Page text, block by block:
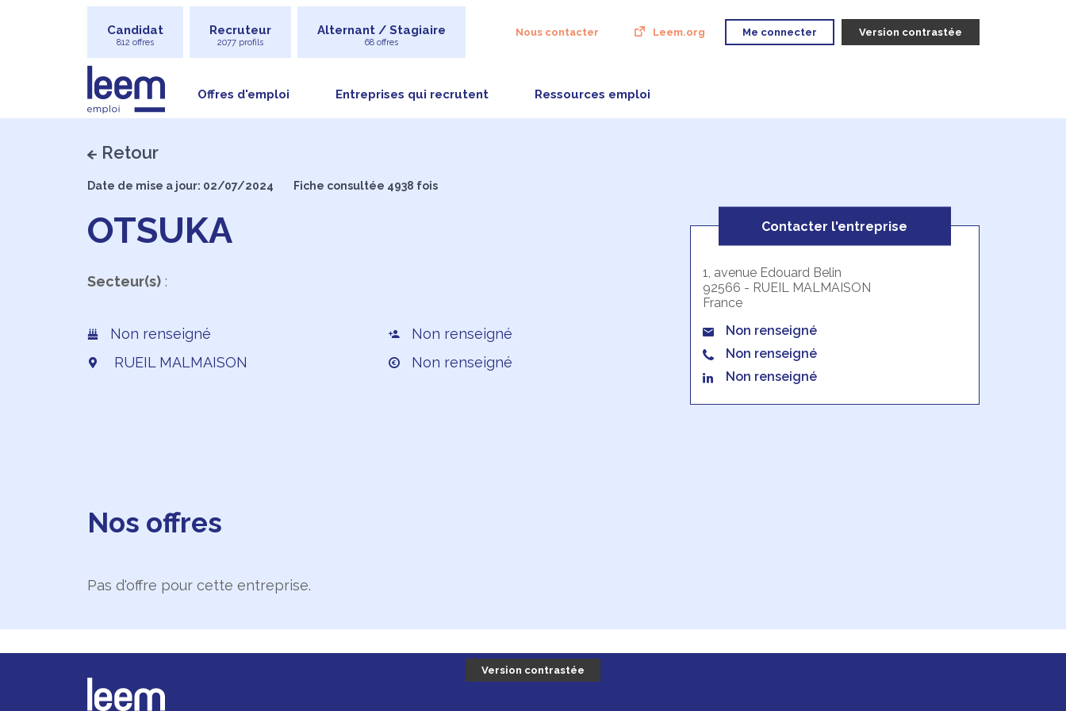
Candidat
812 offres
Recruteur
2077 profils
Alternant / Stagiaire
68 offres
Nous contacter Leem.org Me connecter Version contrastée
Offres d'emploi Entreprises qui recrutent Ressources emploi
Retour
Date de mise a jour: 02/07/2024 Fiche consultée 4938 fois
OTSUKA
Secteur(s):
Non renseigné
RUEIL MALMAISON
Non renseigné
Non renseigné
Contacter l'entreprise
1, avenue Edouard Belin
92566 - RUEIL MALMAISON
France
Non renseigné
Non renseigné
Non renseigné
Nos offres
Pas d'offre pour cette entreprise.
Version contrastée